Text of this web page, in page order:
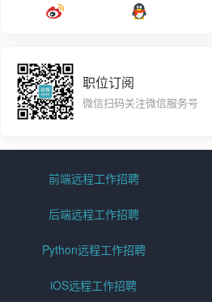
职位订阅
微信扫码关注微信服务号
前端远程工作招聘
后端远程工作招聘
Python远程工作招聘
iOS远程工作招聘